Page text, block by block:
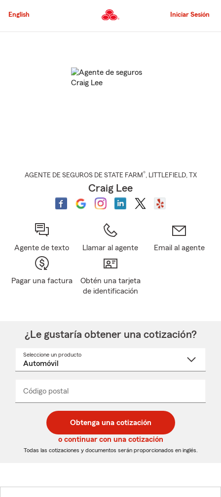
al
principal
English Iniciar Sesión
AGENTE DE SEGUROS DE STATE FARM®, LITTLEFIELD, TX
Craig Lee
Agente de texto Llamar al agente Email al agente
Pagar una factura
Obtén una tarjeta
de identificación
¿Le gustaría obtener una cotización?
Seleccione un producto
desplegable
Código postal
de
5
dígitos
de
5
dígitos
_____
Obtenga una cotización
o continuar con una cotización
Todas las cotizaciones y documentos serán proporcionados en inglés.